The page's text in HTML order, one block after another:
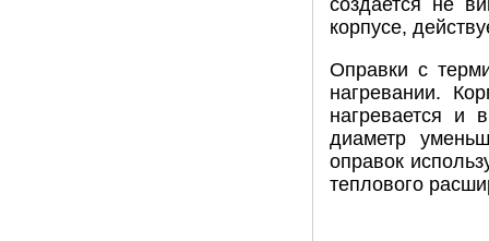
создается не
корпусе,
Оправки с
нагревании.
нагревается и
диаметр
оправок
теплового